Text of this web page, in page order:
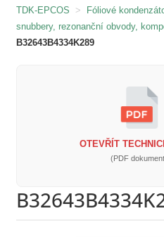
TDK-EPCOS > Fóliové
snubbery, rezonanční obvody,
B32643B4334K289
OTEVŘÍT
(PDF